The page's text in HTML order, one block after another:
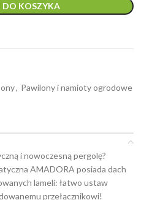
DO KOSZYKA
, Pawilony i namioty ogrodowe
i nowoczesną pergolę?
AMADORA posiada dach
lameli: łatwo ustaw
przełącznikowi!